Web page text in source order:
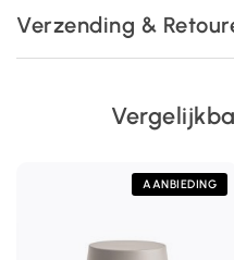
Verzending &
AANBIEDING